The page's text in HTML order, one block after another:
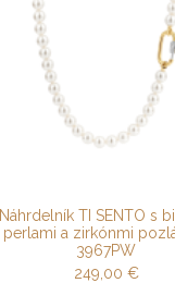
Náhrdelník TI SENTO s
perlami a zirkónmi
3967PW
249,00 €